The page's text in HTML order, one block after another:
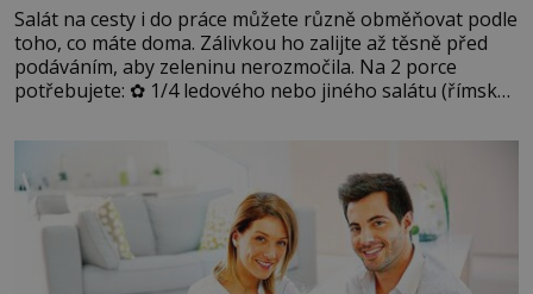
Salát na cesty i do práce můžete různě obměňovat podle
toho, co máte doma. Zálivkou ho zalijte až těsně před
podáváním, aby zeleninu nerozmočila. Na 2 porce
potřebujete: ✿ 1/4 ledového nebo jiného salátu (římský
okurky ✿ 2 rajčata Zálivka: ✿ 4 lžíce olivového oleje ✿ 1
lžíci citronové šťávy ✿ ½ stroužku